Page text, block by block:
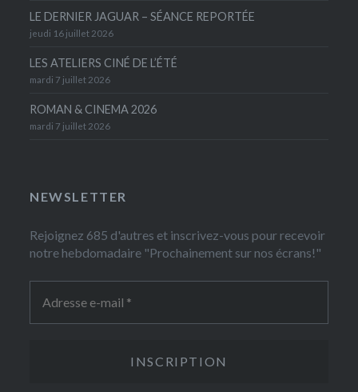
LE DERNIER JAGUAR – SÉANCE REPORTÉE
jeudi 16 juillet 2026
LES ATELIERS CINÉ DE L’ÉTÉ
mardi 7 juillet 2026
ROMAN & CINEMA 2026
mardi 7 juillet 2026
NEWSLETTER
Rejoignez 685 d'autres et inscrivez-vous pour recevoir
notre hebdomadaire "Prochainement sur nos écrans!"